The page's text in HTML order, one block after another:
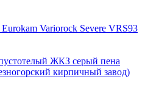
Variorock Severe VRS93
ЖКЗ серый пена
кирпичный завод)